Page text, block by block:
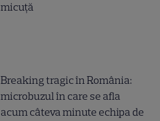
micuță
Breaking tragic în România:
microbuzul în care se afla
acum câteva minute echipa de